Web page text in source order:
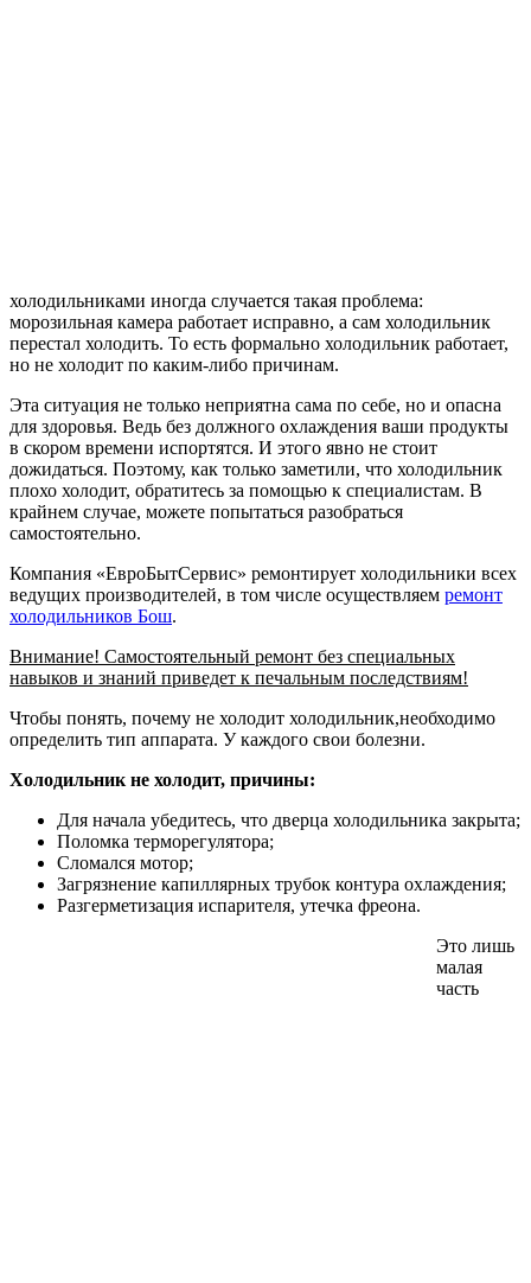
холодильниками иногда случается такая проблема:
морозильная камера работает исправно, а сам холодильник
перестал холодить. То есть формально холодильник работает,
но не холодит по каким-либо причинам.
Эта ситуация не только неприятна сама по себе, но и опасна
для здоровья. Ведь без должного охлаждения ваши продукты
в скором времени испортятся. И этого явно не стоит
дожидаться. Поэтому, как только заметили, что холодильник
плохо холодит, обратитесь за помощью к специалистам. В
крайнем случае, можете попытаться разобраться
самостоятельно.
Компания «ЕвроБытСервис» ремонтирует холодильники всех
ведущих производителей, в том числе осуществляем ремонт
холодильников Бош.
Внимание! Самостоятельный ремонт без специальных
навыков и знаний приведет к печальным последствиям!
Чтобы понять, почему не холодит холодильник,необходимо
определить тип аппарата. У каждого свои болезни.
Холодильник не холодит, причины:
Для начала убедитесь, что дверца холодильника закрыта;
Поломка терморегулятора;
Сломался мотор;
Загрязнение капиллярных трубок контура охлаждения;
Разгерметизация испарителя, утечка фреона.
Это лишь
малая
часть